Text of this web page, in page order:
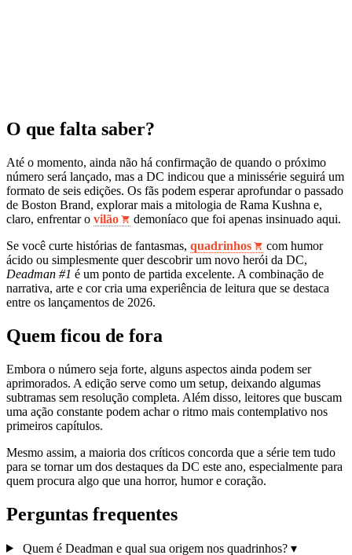
O que falta saber?
Até o momento, ainda não há confirmação de quando o próximo
número será lançado, mas a DC indicou que a minissérie seguirá um
formato de seis edições. Os fãs podem esperar aprofundar o passado
de Boston Brand, explorar mais a mitologia de Rama Kushna e,
claro, enfrentar o vilão
demoníaco que foi apenas insinuado aqui.
Se você curte histórias de fantasmas, quadrinhos
com humor
ácido ou simplesmente quer descobrir um novo herói da DC,
Deadman #1 é um ponto de partida excelente. A combinação de
narrativa, arte e cor cria uma experiência de leitura que se destaca
entre os lançamentos de 2026.
Quem ficou de fora
Embora o número seja forte, alguns aspectos ainda podem ser
aprimorados. A edição serve como um setup, deixando algumas
subtramas sem resolução completa. Além disso, leitores que buscam
uma ação constante podem achar o ritmo mais contemplativo nos
primeiros capítulos.
Mesmo assim, a maioria dos críticos concorda que a série tem tudo
para se tornar um dos destaques da DC este ano, especialmente para
quem procura algo que una horror, humor e coração.
Perguntas frequentes
Quem é Deadman e qual sua origem nos quadrinhos? ▾